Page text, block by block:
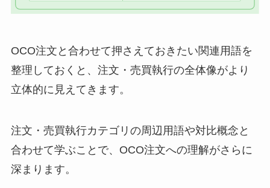
OCO注文と合わせて押さえておきたい関連用語を
整理しておくと、注文・売買執行の全体像がより
立体的に見えてきます。
注文・売買執行カテゴリの周辺用語や対比概念と
合わせて学ぶことで、OCO注文への理解がさらに
深まります。